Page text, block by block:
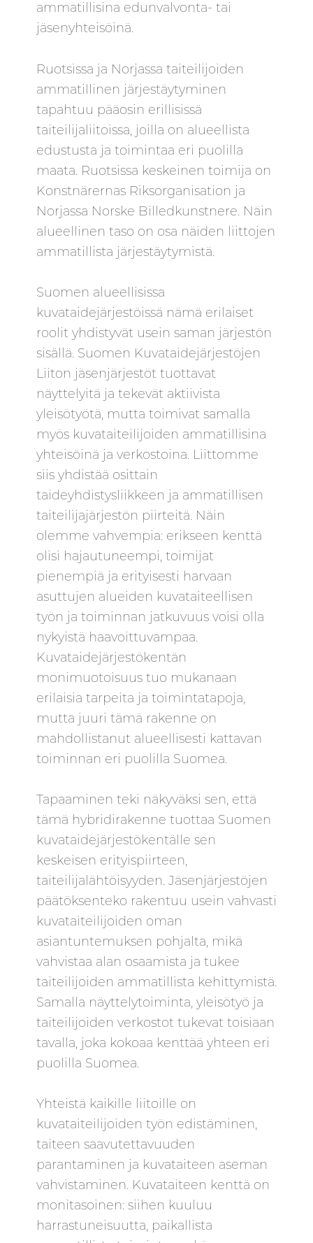
ammatillisina edunvalvonta- tai
jäsenyhteisöinä.
Ruotsissa ja Norjassa taiteilijoiden
ammatillinen järjestäytyminen
tapahtuu pääosin erillisissä
taiteilijaliitoissa, joilla on alueellista
edustusta ja toimintaa eri puolilla
maata. Ruotsissa keskeinen toimija on
Konstnärernas Riksorganisation ja
Norjassa Norske Billedkunstnere. Näin
alueellinen taso on osa näiden liittojen
ammatillista järjestäytymistä.
Suomen alueellisissa
kuvataidejärjestöissä nämä erilaiset
roolit yhdistyvät usein saman järjestön
sisällä. Suomen Kuvataidejärjestöjen
Liiton jäsenjärjestöt tuottavat
näyttelyitä ja tekevät aktiivista
yleisötyötä, mutta toimivat samalla
myös kuvataiteilijoiden ammatillisina
yhteisöinä ja verkostoina. Liittomme
siis yhdistää osittain
taideyhdistysliikkeen ja ammatillisen
taiteilijajärjestön piirteitä. Näin
olemme vahvempia: erikseen kenttä
olisi hajautuneempi, toimijat
pienempiä ja erityisesti harvaan
asuttujen alueiden kuvataiteellisen
työn ja toiminnan jatkuvuus voisi olla
nykyistä haavoittuvampaa.
Kuvataidejärjestökentän
monimuotoisuus tuo mukanaan
erilaisia tarpeita ja toimintatapoja,
mutta juuri tämä rakenne on
mahdollistanut alueellisesti kattavan
toiminnan eri puolilla Suomea.
Tapaaminen teki näkyväksi sen, että
tämä hybridirakenne tuottaa Suomen
kuvataidejärjestökentälle sen
keskeisen erityispiirteen,
taiteilijalähtöisyyden. Jäsenjärjestöjen
päätöksenteko rakentuu usein vahvasti
kuvataiteilijoiden oman
asiantuntemuksen pohjalta, mikä
vahvistaa alan osaamista ja tukee
taiteilijoiden ammatillista kehittymistä.
Samalla näyttelytoiminta, yleisötyö ja
taiteilijoiden verkostot tukevat toisiaan
tavalla, joka kokoaa kenttää yhteen eri
puolilla Suomea.
Yhteistä kaikille liitoille on
kuvataiteilijoiden työn edistäminen,
taiteen saavutettavuuden
parantaminen ja kuvataiteen aseman
vahvistaminen. Kuvataiteen kenttä on
monitasoinen: siihen kuuluu
harrastuneisuutta, paikallista